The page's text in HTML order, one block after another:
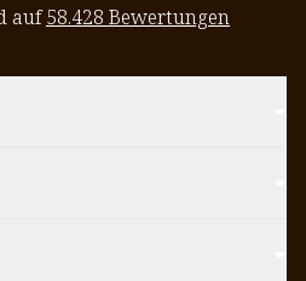
auf58.428 Bewertungen